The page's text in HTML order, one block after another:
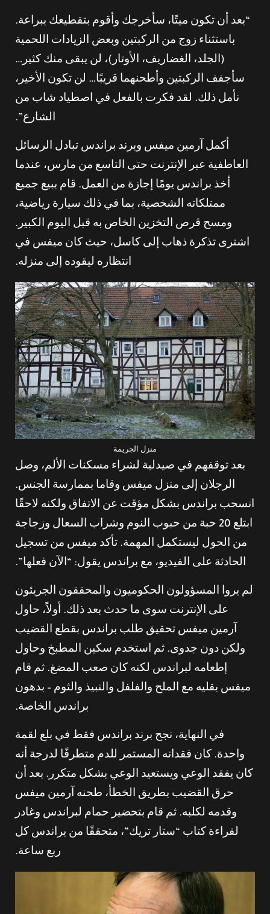
“بعد أن تكون ميتًا، سأخرجك وأقوم بتقطيعك ببراعة.
باستثناء زوج من الركبتين وبعض الزيادات اللحمية
(الجلد، الغضاريف، الأوتار)، لن يبقى منك كثير…
سأجفف الركبتين وأطحنهما قريبًا… لن تكون الأخير،
نأمل ذلك. لقد فكرت بالفعل في اصطياد شاب من
الشارع”.
أكمل آرمين ميفس وبرند براندس تبادل الرسائل
العاطفية عبر الإنترنت حتى التاسع من مارس، عندما
أخذ براندس يومًا إجازة من العمل. قام ببيع جميع
ممتلكاته الشخصية، بما في ذلك سيارة رياضية،
ومسح قرص التخزين الخاص به قبل اليوم الكبير.
اشترى تذكرة ذهاب إلى كاسل، حيث كان ميفس في
انتظاره ليقوده إلى منزله.
منزل الجريمة
بعد توقفهم في صيدلية لشراء مسكنات الألم، وصل
الرجلان إلى منزل ميفس وقاما بممارسة الجنس.
انسحب براندس بشكل مؤقت عن الاتفاق ولكنه لاحقًا
ابتلع 20 حبة من حبوب النوم وشراب السعال وزجاجة
من الحول ليستكمل المهمة. تأكد ميفس من تسجيل
الحادثة على الفيديو، مع براندس يقول: “الآن فعلها”.
لم يروا المسؤولون الحكوميون والمحققون الجريئون
على الإنترنت سوى ما حدث بعد ذلك. أولاً، حاول
آرمين ميفس تحقيق طلب براندس بقطع القضيب
ولكن دون جدوى. ثم استخدم سكين المطبخ وحاول
إطعامه لبراندس لكنه كان صعب المضغ. ثم قام
ميفس بقليه مع الملح والفلفل والنبيذ والثوم – بدهون
براندس الخاصة.
في النهاية، نجح برند براندس فقط في بلع لقمة
واحدة. كان فقدانه المستمر للدم متطرفًا لدرجة أنه
كان يفقد الوعي ويستعيد الوعي بشكل متكرر. بعد أن
حرق القضيب بطريق الخطأ، طحنه آرمين ميفس
وقدمه لكلبه. ثم قام بتحضير حمام لبراندس وغادر
لقراءة كتاب “ستار تريك”، متحققًا من براندس كل
ربع ساعة.